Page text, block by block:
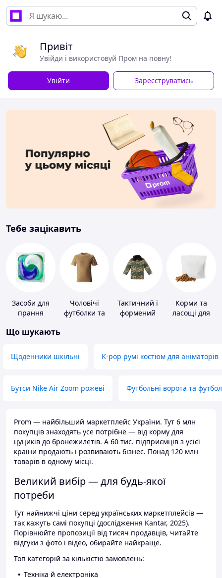
Привіт
Увійди і використовуй Пром на повну!
Увійти Зареєструватись
Тебе зацікавить
Засоби для
прання
Чоловічі
футболки та
Тактичний і
формений
Корми та
ласощі для
Що шукають
Щоденники шкільні K-pop румі костюм для аніматорів
Бутси Nike Air Zoom рожеві Футбольні ворота та
Prom — найбільший маркетплейс України. Тут 6 млн
покупців знаходять усе потрібне — від корму для
цуциків до бронежилетів. А 60 тис. підприємців з усієї
країни продають і розвивають бізнес. Понад 120 млн
товарів в одному місці.
Великий вибір — для будь-якої
потреби
Тут найнижчі ціни серед українських маркетплейсів —
так кажуть самі покупці (дослідження Kantar, 2025).
Порівнюйте пропозиції від тисяч продавців, читайте
відгуки з фото і відео, обирайте найкраще.
Топ категорій за кількістю замовлень:
Техніка й електроніка